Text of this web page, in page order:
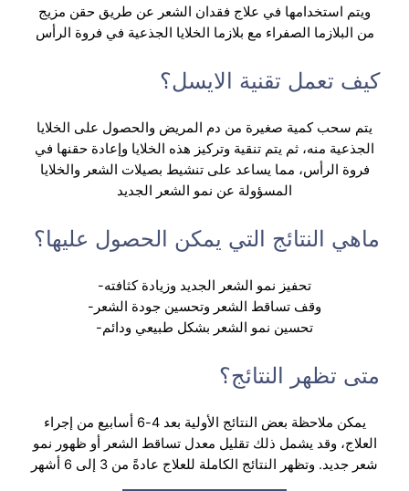
ويتم استخدامها في علاج فقدان الشعر عن طريق حقن مزيج
من البلازما الصفراء مع بلازما الخلايا الجذعية في فروة الرأس
كيف تعمل تقنية الايسل؟
يتم سحب كمية صغيرة من دم المريض والحصول على الخلايا
الجذعية منه، ثم يتم تنقية وتركيز هذه الخلايا وإعادة حقنها في
فروة الرأس، مما يساعد على تنشيط بصيلات الشعر والخلايا
المسؤولة عن نمو الشعر الجديد
ماهي النتائج التي يمكن الحصول عليها؟
تحفيز نمو الشعر الجديد وزيادة كثافته-
وقف تساقط الشعر وتحسين جودة الشعر-
تحسين نمو الشعر بشكل طبيعي ودائم-
متى تظهر النتائج؟
يمكن ملاحظة بعض النتائج الأولية بعد 4-6 أسابيع من إجراء
العلاج، وقد يشمل ذلك تقليل معدل تساقط الشعر أو ظهور نمو
شعر جديد. وتظهر النتائج الكاملة للعلاج عادةً من 3 إلى 6 أشهر